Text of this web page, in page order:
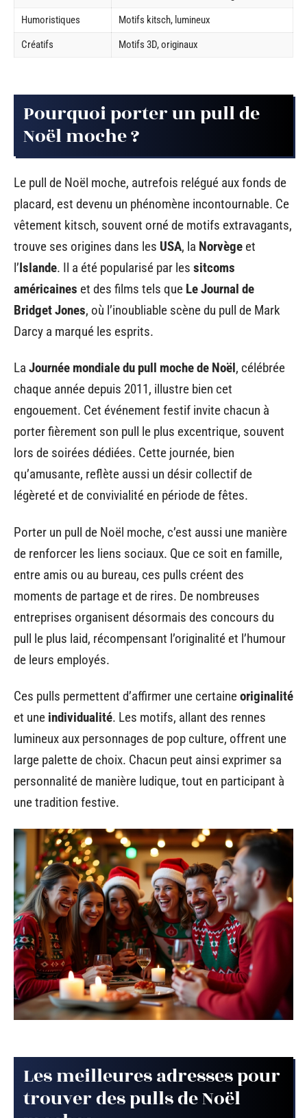
Humoristiques
Motifs kitsch, lumineux
Créatifs
Motifs 3D, originaux
Pourquoi porter un pull de
Noël moche ?
Le pull de Noël moche, autrefois relégué aux fonds de
placard, est devenu un phénomène incontournable. Ce
vêtement kitsch, souvent orné de motifs extravagants,
trouve ses origines dans les USA, la Norvège et
l’Islande. Il a été popularisé par les sitcoms
américaines et des films tels que Le Journal de
Bridget Jones, où l’inoubliable scène du pull de Mark
Darcy a marqué les esprits.
La Journée mondiale du pull moche de Noël, célébrée
chaque année depuis 2011, illustre bien cet
engouement. Cet événement festif invite chacun à
porter fièrement son pull le plus excentrique, souvent
lors de soirées dédiées. Cette journée, bien
qu’amusante, reflète aussi un désir collectif de
légèreté et de convivialité en période de fêtes.
Porter un pull de Noël moche, c’est aussi une manière
de renforcer les liens sociaux. Que ce soit en famille,
entre amis ou au bureau, ces pulls créent des
moments de partage et de rires. De nombreuses
entreprises organisent désormais des concours du
pull le plus laid, récompensant l’originalité et l’humour
de leurs employés.
Ces pulls permettent d’affirmer une certaineoriginalité
et une individualité. Les motifs, allant des rennes
lumineux aux personnages de pop culture, offrent une
large palette de choix. Chacun peut ainsi exprimer sa
personnalité de manière ludique, tout en participant à
une tradition festive.
Les meilleures adresses pour
trouver des pulls de Noël